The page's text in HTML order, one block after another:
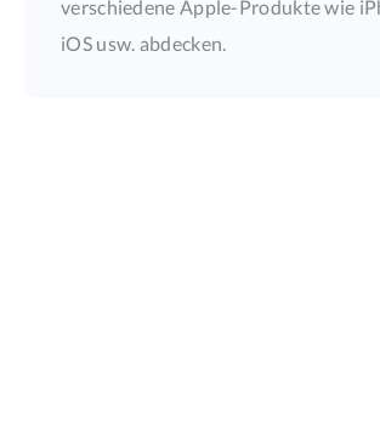
verschiedene Apple-Produkte wie
iOS usw. abdecken.